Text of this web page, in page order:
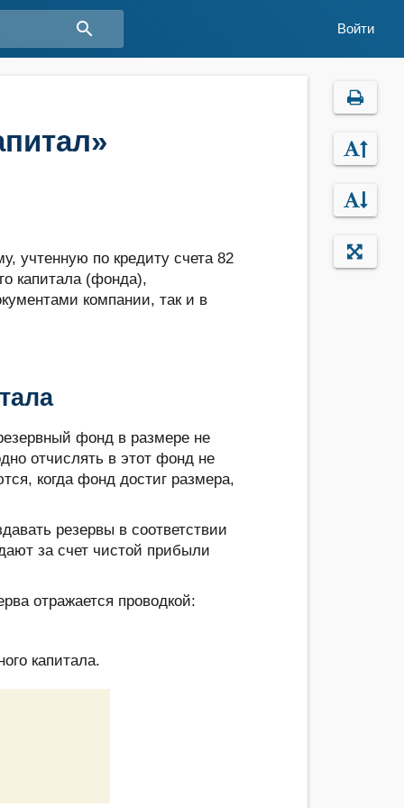
search Войти
учтенную по кредиту счета 82
капитала (фонда),
компании, так и в
фонд в размере не
отчислять в этот фонд не
когда фонд достиг размера,
резервы в соответствии
за счет чистой прибыли
отражается проводкой:
капитала.